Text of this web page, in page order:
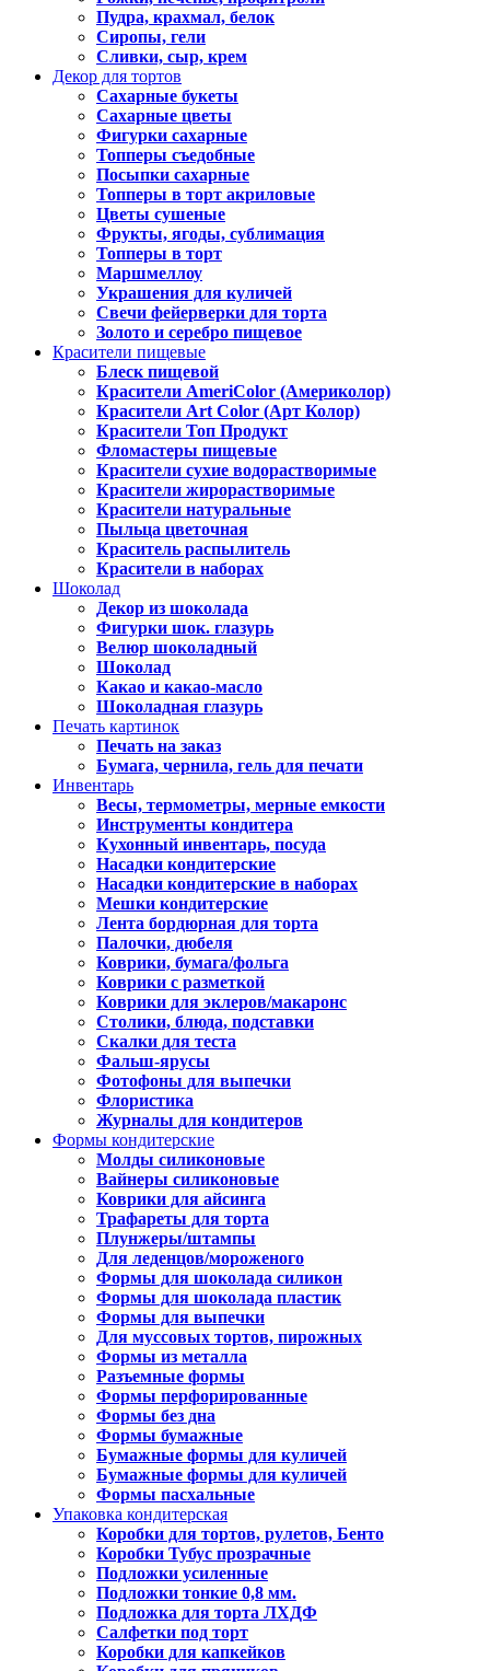
Пудра, крахмал, белок
Сиропы, гели
Сливки, сыр, крем
Декор для тортов
Сахарные букеты
Сахарные цветы
Фигурки сахарные
Топперы съедобные
Посыпки сахарные
Топперы в торт акриловые
Цветы сушеные
Фрукты, ягоды, сублимация
Топперы в торт
Маршмеллоу
Украшения для куличей
Свечи фейерверки для торта
Золото и серебро пищевое
Красители пищевые
Блеск пищевой
Красители AmeriColor (Америколор)
Красители Art Color (Арт Колор)
Красители Топ Продукт
Фломастеры пищевые
Красители сухие водорастворимые
Красители жирорастворимые
Красители натуральные
Пыльца цветочная
Краситель распылитель
Красители в наборах
Шоколад
Декор из шоколада
Фигурки шок. глазурь
Велюр шоколадный
Шоколад
Какао и какао-масло
Шоколадная глазурь
Печать картинок
Печать на заказ
Бумага, чернила, гель для печати
Инвентарь
Весы, термометры, мерные емкости
Инструменты кондитера
Кухонный инвентарь, посуда
Насадки кондитерские
Насадки кондитерские в наборах
Мешки кондитерские
Лента бордюрная для торта
Палочки, дюбеля
Коврики, бумага/фольга
Коврики с разметкой
Коврики для эклеров/макаронс
Столики, блюда, подставки
Скалки для теста
Фальш-ярусы
Фотофоны для выпечки
Флористика
Журналы для кондитеров
Формы кондитерские
Молды силиконовые
Вайнеры силиконовые
Коврики для айсинга
Трафареты для торта
Плунжеры/штампы
Для леденцов/мороженого
Формы для шоколада силикон
Формы для шоколада пластик
Формы для выпечки
Для муссовых тортов, пирожных
Формы из металла
Разъемные формы
Формы перфорированные
Формы без дна
Формы бумажные
Бумажные формы для куличей
Бумажные формы для куличей
Формы пасхальные
Упаковка кондитерская
Коробки для тортов, рулетов, Бенто
Коробки Тубус прозрачные
Подложки усиленные
Подложки тонкие 0,8 мм.
Подложка для торта ЛХДФ
Салфетки под торт
Коробки для капкейков